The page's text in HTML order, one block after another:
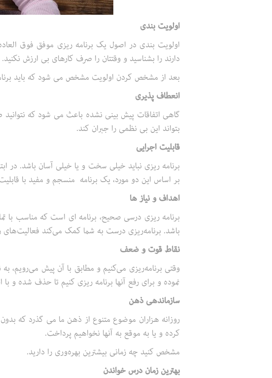
اولویت بندی
اولویت بندی در اصول یک برنامه ریزی موفق فوق
دارند را بشناسید و وقتتان را صرف کارهای بی ارزش نکنید.
بعد از مشخص کردن اولویت مشخص می شود که باید
انعطاف پذیری
گاهی اتفاقات پیش بینی نشده باعث می شود که نتوانید
بتواند این بی نظمی را جبران کند.
قابلیت اجرایی
برنامه ریزی نباید خیلی سخت و یا خیلی آسان باشد. در
بر اساس این دو مورد، یک برنامه منسجم و مفید با
اهداف و نیاز ها
برنامه ریزی درسی صحیح، برنامه ای است که مناسب با
باشد. برنامه‌ریزی درست به شما کمک می‌کند فعالیت‌های
نقاط قوت و ضعف
وقتی برنامه‌ریزی می‌کنیم و مطابق با آن پیش
نموده و برای رفع آنها برنامه ریزی کنیم تا حذف شده و
سازماندهی ذهن
روزانه هزاران موضوع متنوع از ذهن ما می گذرد که
کرده و یا به موقع به آنها نخواهیم پرداخت.
مشخص کنید چه زمانی بیشترین بهره‌ور‌ی را دارید.
بهترین زمان درس خواندن